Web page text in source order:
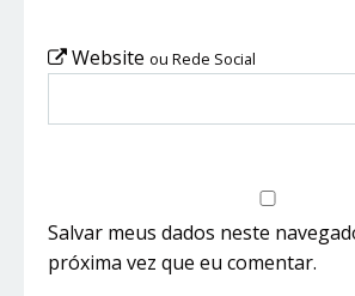
Website ou Rede Social
Salvar meus dados neste
próxima vez que eu comentar.